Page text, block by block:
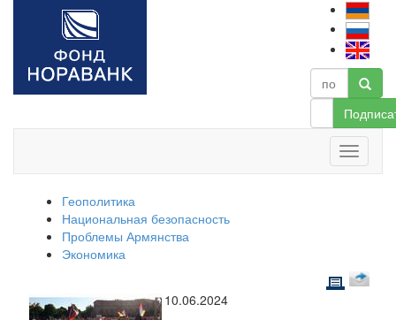
Геополитика
Национальная безопасность
Проблемы Армянства
Экономика
10.06.2024